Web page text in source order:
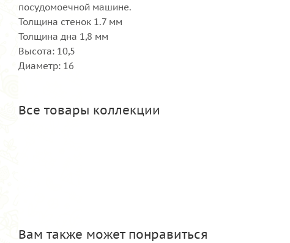
посудомоечной машине.
Толщина стенок 1.7 мм
Толщина дна 1,8 мм
Высота: 10,5
Диаметр: 16
Все товары коллекции
Вам также может понравиться